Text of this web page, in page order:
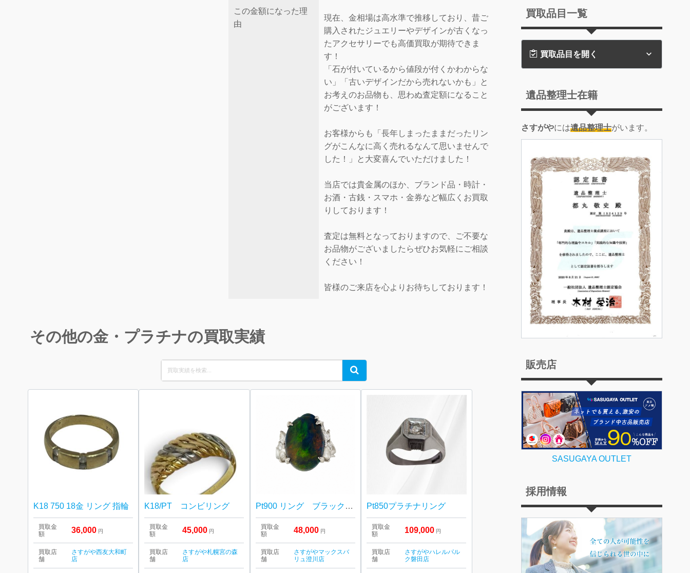
この金額になった理
由
現在、金相場は高水準で推移しており、昔ご
購入されたジュエリーやデザインが古くなっ
たアクセサリーでも高価買取が期待できま
す！
「石が付いているから値段が付くかわからな
い」「古いデザインだから売れないかも」と
お考えのお品物も、思わぬ査定額になること
がございます！
お客様からも「長年しまったままだったリン
グがこんなに高く売れるなんて思いませんで
した！」と大変喜んでいただけました！
当店では貴金属のほか、ブランド品・時計・
お酒・古銭・スマホ・金券など幅広くお買取
りしております！
査定は無料となっておりますので、ご不要な
お品物がございましたらぜひお気軽にご相談
ください！
皆様のご来店を心よりお待ちしております！
その他の金・プラチナの買取実績
Search
for:
Search
K18 750 18金 リング 指輪
買取金
額
36,000 円
買取店
舗
さすがや西友大和町
店
K18/PT コンビリング
買取金
額
45,000 円
買取店
舗
さすがや札幌宮の森
店
Pt900 リング ブラックオパール
買取金
額
48,000 円
買取店
舗
さすがやマックスバ
リュ澄川店
Pt850プラチナリング
買取金
額
109,000 円
買取店
舗
さすがやハレルパル
ク磐田店
買取品目一覧
買取品目を開く
遺品整理士在籍
さすがやには遺品整理士がいます。
販売店
SASUGAYA OUTLET
採用情報